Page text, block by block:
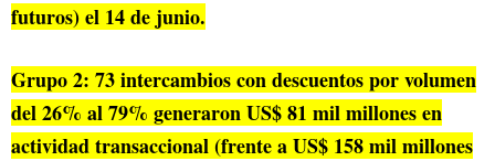
futuros) el 14 de junio.
Grupo 2: 73 intercambios con descuentos por volumen
del 26% al 79% generaron US$ 81 mil millones en
actividad transaccional (frente a US$ 158 mil millones